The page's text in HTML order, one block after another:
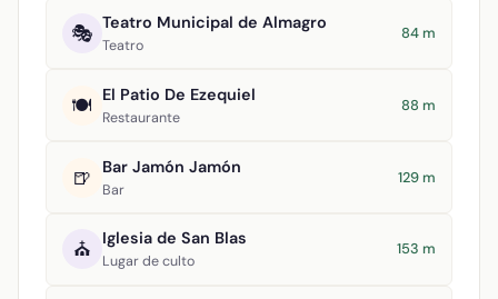
🎭 Teatro Municipal de Almagro
Teatro
84 m
🍽️ El Patio De Ezequiel
Restaurante
88 m
🍺 Bar Jamón Jamón
Bar
129 m
⛪ Iglesia de San Blas
Lugar de culto
153 m